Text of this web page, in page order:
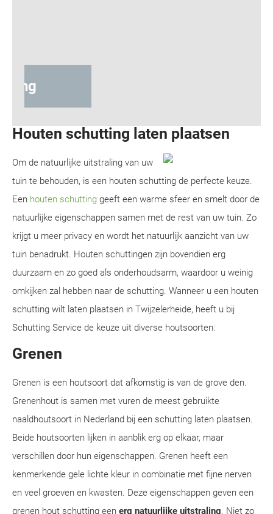
Houten schutting laten plaatsen
Om de natuurlijke uitstraling van uw
tuin te behouden, is een houten schutting de perfecte keuze.
Een houten schutting geeft een warme sfeer en smelt door de
natuurlijke eigenschappen samen met de rest van uw tuin. Zo
krijgt u meer privacy en wordt het natuurlijk aanzicht van uw
tuin benadrukt. Houten schuttingen zijn bovendien erg
duurzaam en zo goed als onderhoudsarm, waardoor u weinig
omkijken zal hebben naar de schutting. Wanneer u een houten
schutting wilt laten plaatsen in Twijzelerheide, heeft u bij
Schutting Service de keuze uit diverse houtsoorten:
Grenen
Grenen is een houtsoort dat afkomstig is van de grove den.
Grenenhout is samen met vuren de meest gebruikte
naaldhoutsoort in Nederland bij een schutting laten plaatsen.
Beide houtsoorten lijken in aanblik erg op elkaar, maar
verschillen door hun eigenschappen. Grenen heeft een
kenmerkende gele lichte kleur in combinatie met fijne nerven
en veel groeven en kwasten. Deze eigenschappen geven een
grenen hout schutting een erg natuurlijke uitstraling. Niet zo